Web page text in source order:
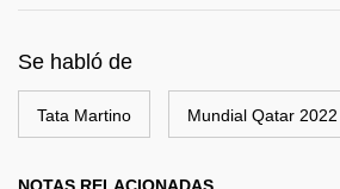
Se habló de
Tata Martino Mundial Qatar 2022